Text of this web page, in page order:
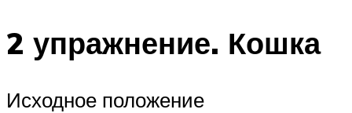
2 упражнение. Кошка
Исходное положение